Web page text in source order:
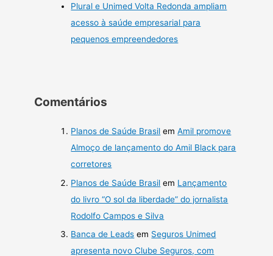
Plural e Unimed Volta Redonda ampliam
acesso à saúde empresarial para
pequenos empreendedores
Comentários
Planos de Saúde Brasil emAmil promove
Almoço de lançamento do Amil Black para
corretores
Planos de Saúde Brasil em Lançamento
do livro “O sol da liberdade” do jornalista
Rodolfo Campos e Silva
Banca de Leads em Seguros Unimed
apresenta novo Clube Seguros, com